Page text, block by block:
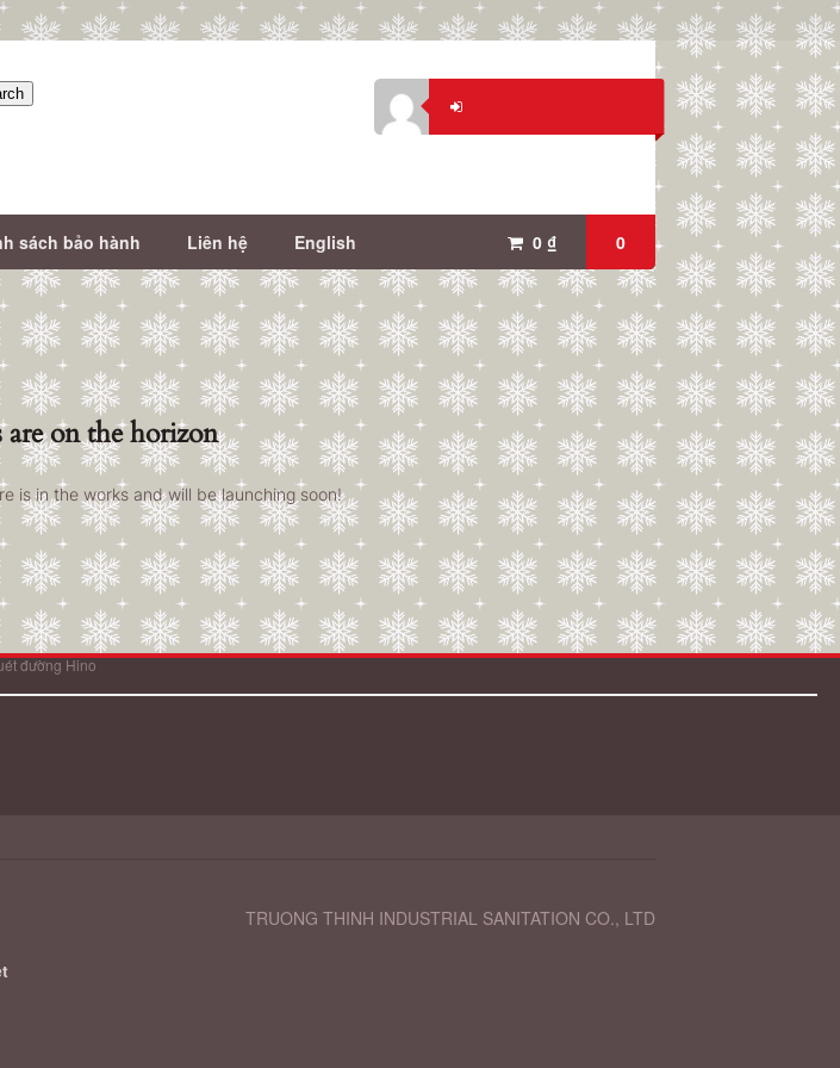
0 ₫ 0
sách bảo hành Liên hệ English
on the horizon
is in the works and will be launching soon!
đường Hino
TRUONG THINH INDUSTRIAL SANITATION CO., LTD